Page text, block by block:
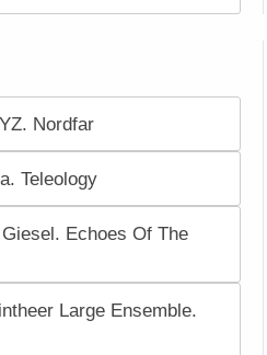
Nordfar
Teleology
Echoes Of The
Large Ensemble.